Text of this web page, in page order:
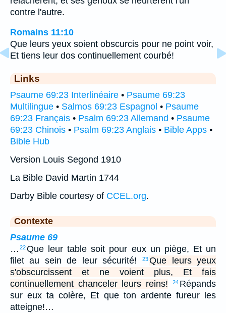
contre l'autre.
Romains 11:10
Que leurs yeux soient obscurcis pour ne point voir,
Et tiens leur dos continuellement courbé!
Links
Psaume 69:23 Interlinéaire • Psaume 69:23
Multilingue • Salmos 69:23 Espagnol • Psaume
69:23 Français • Psalm 69:23 Allemand • Psaume
69:23 Chinois • Psalm 69:23 Anglais • Bible Apps •
Bible Hub
Version Louis Segond 1910
La Bible David Martin 1744
Darby Bible courtesy of CCEL.org.
Contexte
Psaume 69
… 22Que leur table soit pour eux un piège, Et un
filet au sein de leur sécurité!
23Que leurs yeux
s'obscurcissent et ne voient plus, Et fais
continuellement chanceler leurs reins!
24 Répands
sur eux ta colère, Et que ton ardente fureur les
atteigne!…